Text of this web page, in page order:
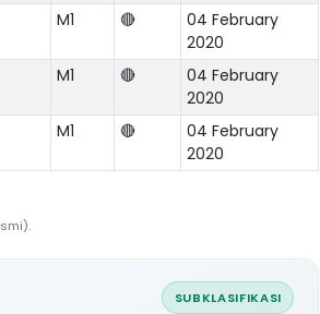
M1 🔴
04 February
2020
M1 🔴
04 February
2020
M1 🔴
04 February
2020
SUBKLASIFIKASI